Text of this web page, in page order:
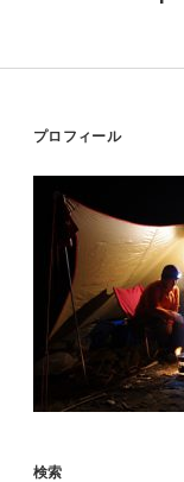
ペ
ー
ジ
送
り
Sidebar
プロフィール
検索